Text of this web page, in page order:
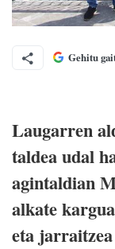
Gehitu
Laugarren
taldea udal
agintaldian
alkate
eta